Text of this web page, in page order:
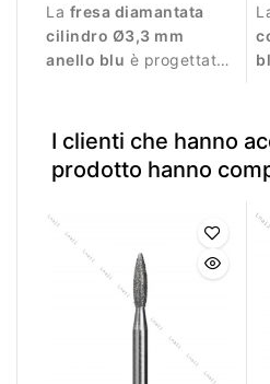
La fresa diamantata
cilindro Ø3,3 mm
anello blu è progettata
lavorazioni precise.
I clienti che hanno
prodotto hanno